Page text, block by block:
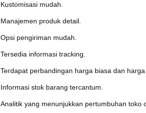
Kustomisasi mudah.
Manajemen produk detail.
Opsi pengiriman mudah.
Tersedia informasi tracking.
Terdapat perbandingan harga biasa dan harga
Informasi stok barang tercantum.
Analitik yang menunjukkan pertumbuhan toko